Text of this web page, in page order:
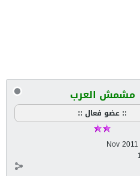
مشمش العرب
:: عضو فعال ::
Nov 2011